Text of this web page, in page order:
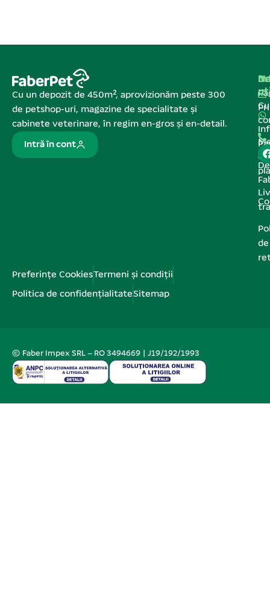
Cu un depozit de 450m², aprovizionăm peste 300
de petshop-uri, magazine de specialitate și
cabinete veterinare, în regim en-gros și en-detail.
Intră în cont
de
de
Preferințe CookiesTermeni și condiții
Politica de confidențialitateSitemap
© Faber Impex SRL – RO 3494669 | J19/192/1993